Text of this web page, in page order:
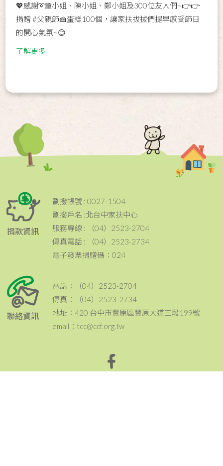
💖感謝➰童小姐、陳小姐、鄭小姐及300位友人們~👉👉
捐贈 #父親節🍰蛋糕100個，讓家扶拔拔們提早感受節日
的開心氣氛~😊
了解更多
捐款資訊
劃撥帳號 : 0027-1504
劃撥戶名 :北台中家扶中心
服務專線 : （04）2523-2704
傳真電話 : （04）2523-2734
電子發票捐贈碼：024
聯絡資訊
電話：（04）2523-2704
傳真：（04）2523-2734
地址：420 台中市豐原區豐原大道三段199號
email：tcc@ccf.org.tw